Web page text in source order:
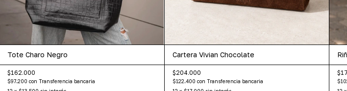
Tote Charo Negro
$162.000
$97.200 con Transferencia bancaria
Cartera Vivian Chocolate
$204.000
$122.400 con Transferencia bancaria